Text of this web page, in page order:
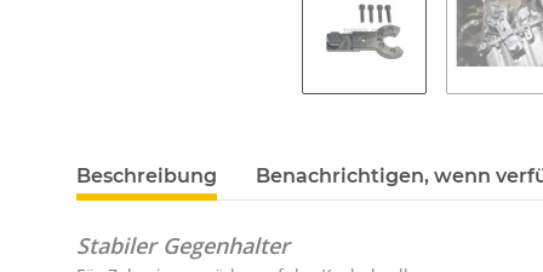
Beschreibung Benachrichtigen, wenn
Stabiler Gegenhalter